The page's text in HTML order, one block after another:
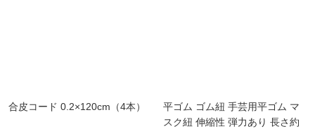
合皮コード 0.2×120cm（4本）
平ゴム ゴム紐 手芸用平ゴム マ
スク紐 伸縮性 弾力あり 長さ約